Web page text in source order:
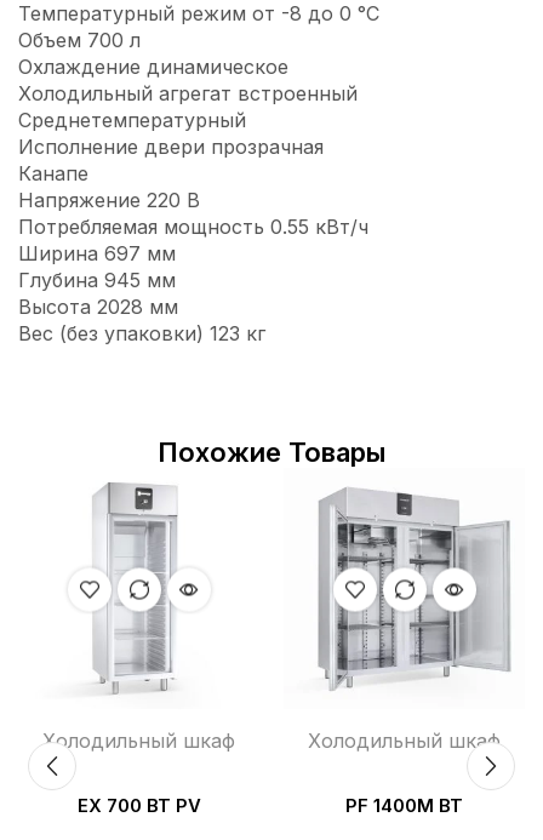
Температурный режим от -8 до 0 °C
Объем 700 л
Охлаждение динамическое
Холодильный агрегат встроенный
Среднетемпературный
Исполнение двери прозрачная
Канапе
Напряжение 220 В
Потребляемая мощность 0.55 кВт/ч
Ширина 697 мм
Глубина 945 мм
Высота 2028 мм
Вес (без упаковки) 123 кг
Похожие Товары
Холодильный шкаф
EX 700 BT PV
Холодильный шкаф
PF 1400M BT